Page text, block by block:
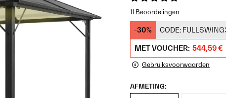
11 Beoordelingen
-30% CODE:
MET VOUCHER: 544,59 €
Gebruiksvoorwaarden
AFMETING: